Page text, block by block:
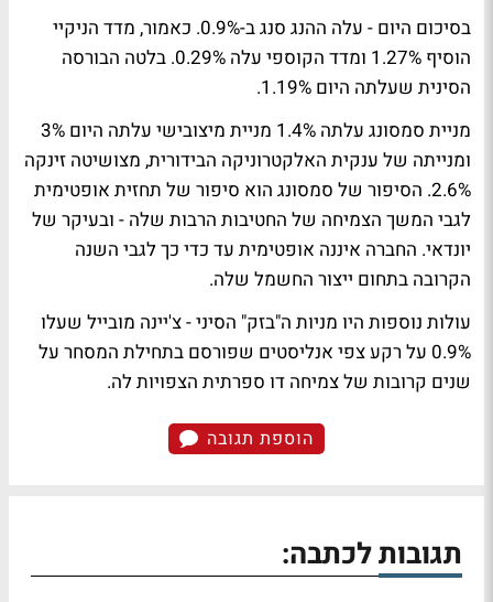
בסיכום היום - עלה ההנג סנג ב-0.9%. כאמור, מדד הניקיי
הוסיף 1.27% ומדד הקוספי עלה 0.29%. בלטה הבורסה
הסינית שעלתה היום 1.19%.
מניית סמסונג עלתה 1.4% מניית מיצובישי עלתה היום 3%
ומנייתה של ענקית האלקטרוניקה הבידורית, מצושיטה זינקה
2.6%. הסיפור של סמסונג הוא סיפור של תחזית אופטימית
לגבי המשך הצמיחה של החטיבות הרבות שלה - ובעיקר של
יונדאי. החברה איננה אופטימית עד כדי כך לגבי השנה
הקרובה בתחום ייצור החשמל שלה.
עולות נוספות היו מניות ה"בזק" הסיני - צ'יינה מובייל שעלו
0.9% על רקע צפי אנליסטים שפורסם בתחילת המסחר על
שנים קרובות של צמיחה דו ספרתית הצפויות לה.
הוספת תגובה
תגובות לכתבה: